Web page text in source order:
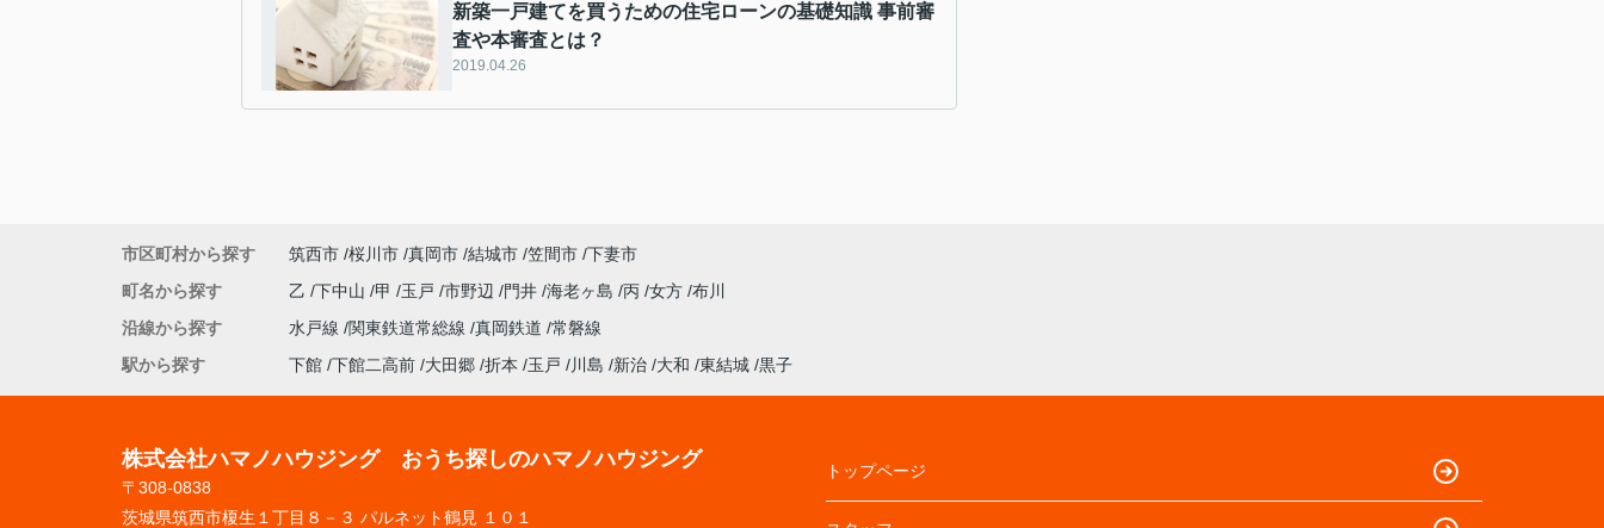
新築一戸建てを買うための住宅ローンの基礎知識 事前審
査や本審査とは？
2019.04.26
市区町村から探す 筑西市 桜川市 真岡市 結城市 笠間市 下妻市
町名から探す
乙 下中山 甲 玉戸 市野辺 門井 海老ヶ島 丙 女方 布川
沿線から探す
水戸線 関東鉄道常総線 真岡鉄道 常磐線
駅から探す
下館 下館二高前 大田郷 折本 玉戸 川島 新治 大和 東結城 黒子
株式会社ハマノハウジング おうち探しのハマノハウジング
〒308-0838
茨城県筑西市榎生１丁目８－３ パルネット鶴見 １０１
トップページ